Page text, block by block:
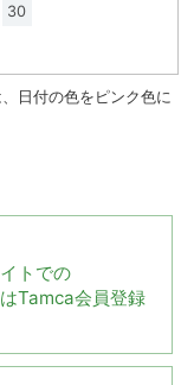
30
日付の色をピンク色に
トでの
Tamca会員登録